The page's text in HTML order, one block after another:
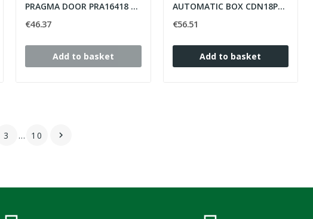
PRAGMA DOOR PRA16418 SCHNEIDER 72 WHITE ELEMENTS,
€46.37
Add to basket
AUTOMATIC BOX CDN18PT 1X18 IDE SURFACE MODULES
€56.51
Add to basket
3 … 10 